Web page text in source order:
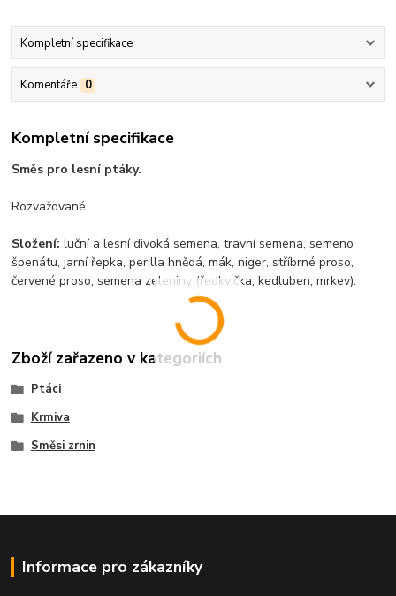
Kompletní specifikace
Komentáře 0
Kompletní specifikace
Směs pro lesní ptáky.
Rozvažované.
Složení:luční a lesní divoká semena, travní semena, semeno
špenátu, jarní řepka, perilla hnědá, mák, niger, stříbrné proso,
červené proso, semena zeleniny (ředkvička, kedluben, mrkev).
Zboží zařazeno v kategoriích
Ptáci
Krmiva
Směsi zrnin
Informace pro zákazníky